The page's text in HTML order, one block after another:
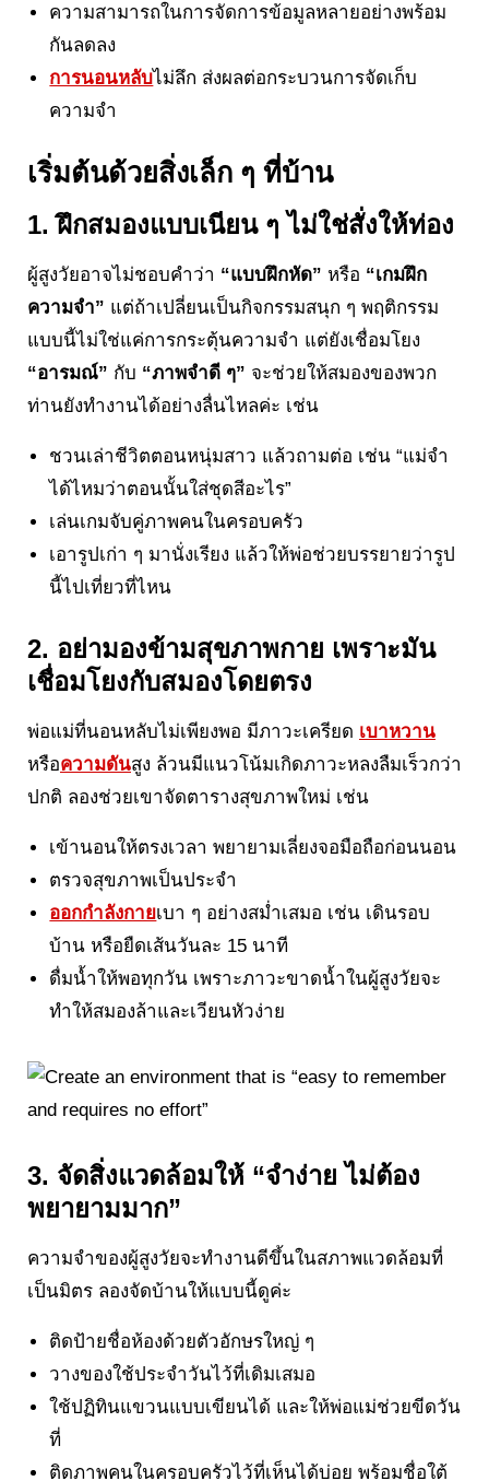
ความสามารถในการจัดการข้อมูลหลายอย่างพร้อม
กันลดลง
การนอนหลับไม่ลึก ส่งผลต่อกระบวนการจัดเก็บ
ความจำ
เริ่มต้นด้วยสิ่งเล็ก ๆ ที่บ้าน
1. ฝึกสมองแบบเนียน ๆ ไม่ใช่สั่งให้ท่อง
ผู้สูงวัยอาจไม่ชอบคำว่า “แบบฝึกหัด” หรือ “เกมฝึก
ความจำ” แต่ถ้าเปลี่ยนเป็นกิจกรรมสนุก ๆ พฤติกรรม
แบบนี้ไม่ใช่แค่การกระตุ้นความจำ แต่ยังเชื่อมโยง
“อารมณ์” กับ “ภาพจำดี ๆ” จะช่วยให้สมองของพวก
ท่านยังทำงานได้อย่างลื่นไหลค่ะ เช่น
ชวนเล่าชีวิตตอนหนุ่มสาว แล้วถามต่อ เช่น “แม่จำ
ได้ไหมว่าตอนนั้นใส่ชุดสีอะไร”
เล่นเกมจับคู่ภาพคนในครอบครัว
เอารูปเก่า ๆ มานั่งเรียง แล้วให้พ่อช่วยบรรยายว่ารูป
นี้ไปเที่ยวที่ไหน
2. อย่ามองข้ามสุขภาพกาย เพราะมัน
เชื่อมโยงกับสมองโดยตรง
พ่อแม่ที่นอนหลับไม่เพียงพอ มีภาวะเครียด เบาหวาน
หรือความดันสูง ล้วนมีแนวโน้มเกิดภาวะหลงลืมเร็วกว่า
ปกติ ลองช่วยเขาจัดตารางสุขภาพใหม่ เช่น
เข้านอนให้ตรงเวลา พยายามเลี่ยงจอมือถือก่อนนอน
ตรวจสุขภาพเป็นประจำ
ออกกำลังกายเบา ๆ อย่างสม่ำเสมอ เช่น เดินรอบ
บ้าน หรือยืดเส้นวันละ 15 นาที
ดื่มน้ำให้พอทุกวัน เพราะภาวะขาดน้ำในผู้สูงวัยจะ
ทำให้สมองล้าและเวียนหัวง่าย
3. จัดสิ่งแวดล้อมให้ “จำง่าย ไม่ต้อง
พยายามมาก”
ความจำของผู้สูงวัยจะทำงานดีขึ้นในสภาพแวดล้อมที่
เป็นมิตร ลองจัดบ้านให้แบบนี้ดูค่ะ
ติดป้ายชื่อห้องด้วยตัวอักษรใหญ่ ๆ
วางของใช้ประจำวันไว้ที่เดิมเสมอ
ใช้ปฏิทินแขวนแบบเขียนได้ และให้พ่อแม่ช่วยขีดวัน
ที่
ติดภาพคนในครอบครัวไว้ที่เห็นได้บ่อย พร้อมชื่อใต้